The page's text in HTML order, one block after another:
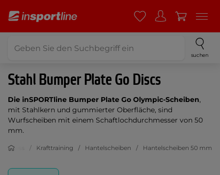
suchen
Stahl Bumper Plate Go Discs
Die inSPORTline Bumper Plate Go Olympic-Scheiben,
mit Stahlkern und gummierter Oberfläche, sind
Wurfscheiben mit einem Schaftlochdurchmesser von 50
mm.
Fitness Krafttraining Hantelscheiben Hantelscheiben 50 mm